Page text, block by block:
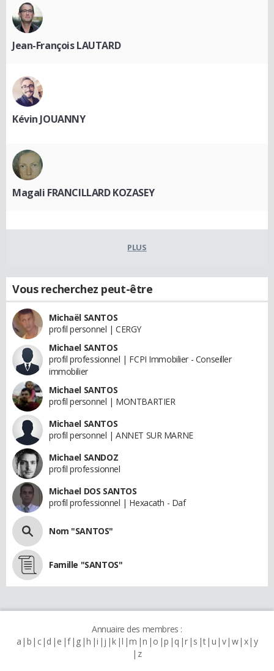
Jean-François LAUTARD
Kévin JOUANNY
Magali FRANCILLARD KOZASEY
PLUS
Vous recherchez peut-être
Michaël SANTOS
profil personnel | CERGY
Michael SANTOS
profil professionnel | FCPI Immobilier - Conseiller
immobilier
Michael SANTOS
profil personnel | MONTBARTIER
Michael SANTOS
profil personnel | ANNET SUR MARNE
Michael SANDOZ
profil professionnel
Michael DOS SANTOS
profil professionnel | Hexacath - Daf
Nom "SANTOS"
Famille "SANTOS"
Annuaire des membres :
a b c d e f g h i j k l m n o p q r s t u v w x y
z